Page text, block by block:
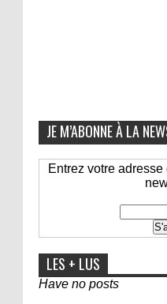
JE M’ABONNE À LA
Entrez votre
LES + LUS
Have no posts